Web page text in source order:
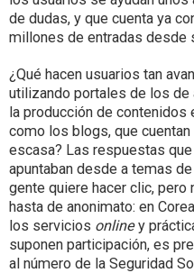
de dudas, y que cuenta ya
millones de entradas desde
¿Qué hacen usuarios tan
utilizando portales de los de
la producción de
como los blogs, que
escasa? Las respuestas
apuntaban desde a temas
gente quiere hacer clic, pero
hasta de anonimato: en
los servicios onliney
suponen participación, es
al número de la Seguridad